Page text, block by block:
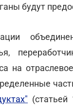
будут
на